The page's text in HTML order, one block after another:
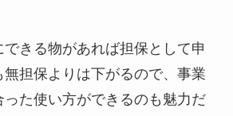
きる物があれば担保として申
担保よりは下がるので、 事業
た使い方ができるのも魅力だ